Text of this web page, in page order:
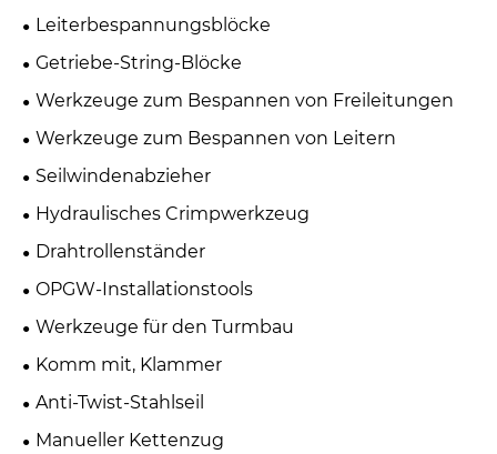
Leiterbespannungsblöcke
Getriebe-String-Blöcke
Werkzeuge zum Bespannen von Freileitungen
Werkzeuge zum Bespannen von Leitern
Seilwindenabzieher
Hydraulisches Crimpwerkzeug
Drahtrollenständer
OPGW-Installationstools
Werkzeuge für den Turmbau
Komm mit, Klammer
Anti-Twist-Stahlseil
Manueller Kettenzug